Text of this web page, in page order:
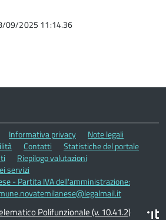
09/2025 11:14.36
Informativa privacy
Note legali
Contatti
Statistiche del portale
Riepilogo valutazioni
servizi
- Partita IVA dell'amministrazione:
Polifunzionale (v. 10.41.2)